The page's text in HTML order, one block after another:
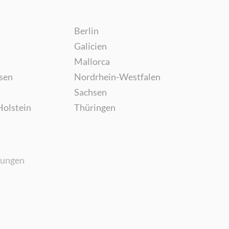
Berlin
Galicien
Mallorca
Nordrhein-Westfalen
Sachsen
Thüringen